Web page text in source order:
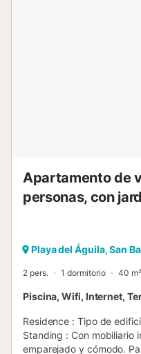
Apartamento de
personas, con
Playa del Águila, San
2 pers. 1 dormitorio 40 m²
Piscina, Wifi, Internet,
Residence : Tipo de
Standing : Con mobiliario
emparejado y cómodo.